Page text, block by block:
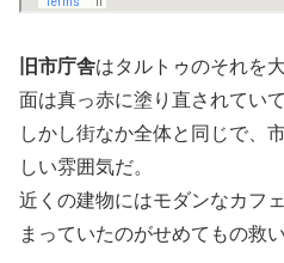
旧市庁舎はタルトゥのそれを
面は真っ赤に塗り直されてい
しかし街なか全体と同じで、
しい雰囲気だ。
近くの建物にはモダンなカフ
まっていたのがせめてもの救い